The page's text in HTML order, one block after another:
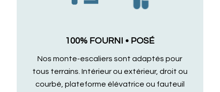
100% FOURNI • POSÉ
Nos monte-escaliers sont adaptés pour
tous terrains. Intérieur ou extérieur, droit ou
courbé, plateforme élévatrice ou fauteuil